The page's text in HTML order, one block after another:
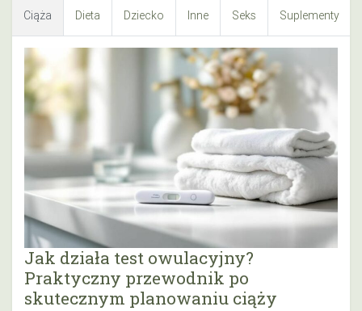
Ciąża Dieta Dziecko Inne Seks Suplementy
Jak działa test owulacyjny?
Praktyczny przewodnik po
skutecznym planowaniu ciąży